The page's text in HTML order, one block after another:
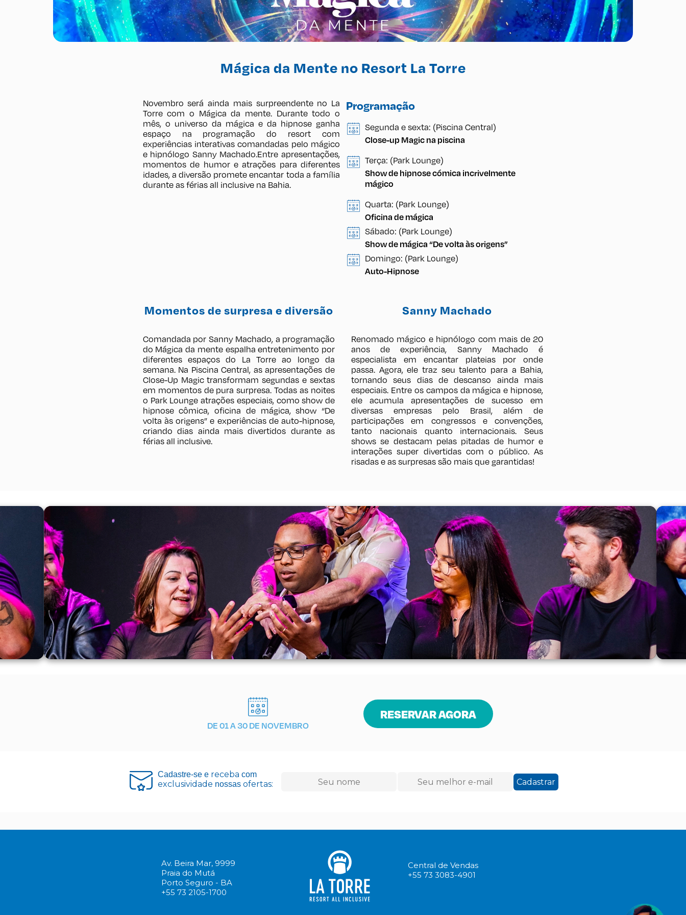
Mágica da Mente no Resort La Torre
Novembro será ainda mais surpreendente no La
Torre com o Mágica da mente. Durante todo o
mês, o universo da mágica e da hipnose ganha
espaço na programação do resort com
experiências interativas comandadas pelo mágico
e hipnólogo Sanny Machado.Entre apresentações,
momentos de humor e atrações para diferentes
idades, a diversão promete encantar toda a família
durante as férias all inclusive na Bahia.
Programação
Segunda e sexta: (Piscina Central)
Close-up Magic na piscina
Terça: (Park Lounge)
Show de hipnose cómica incrivelmente
mágico
Quarta: (Park Lounge)
Oficina de mágica
Sábado: (Park Lounge)
Show de mágica “De volta às origens”
Domingo: (Park Lounge)
Auto-Hipnose
Momentos de surpresa e diversão
Comandada por Sanny Machado, a programação
do Mágica da mente espalha entretenimento por
diferentes espaços do La Torre ao longo da
semana. Na Piscina Central, as apresentações de
Close-Up Magic transformam segundas e sextas
em momentos de pura surpresa. Todas as noites
o Park Lounge atrações especiais, como show de
hipnose cômica, oficina de mágica, show “De
volta às origens” e experiências de auto-hipnose,
criando dias ainda mais divertidos durante as
férias all inclusive.
Sanny Machado
Renomado mágico e hipnólogo com mais de 20
anos de experiência, Sanny Machado é
especialista em encantar plateias por onde
passa. Agora, ele traz seu talento para a Bahia,
tornando seus dias de descanso ainda mais
especiais. Entre os campos da mágica e hipnose,
ele acumula apresentações de sucesso em
diversas empresas pelo Brasil, além de
participações em congressos e convenções,
tanto nacionais quanto internacionais. Seus
shows se destacam pelas pitadas de humor e
interações super divertidas com o público. As
risadas e as surpresas são mais que garantidas!
DE 01 A 30 DE NOVEMBRO
RESERVAR AGORA
Cadastre-se e receba com
exclusividade nossas ofertas: Cadastrar
Av. Beira Mar, 9999
Praia do Mutá
Porto Seguro - BA
+55 73 2105-1700
Central de Vendas
+55 73 3083-4901